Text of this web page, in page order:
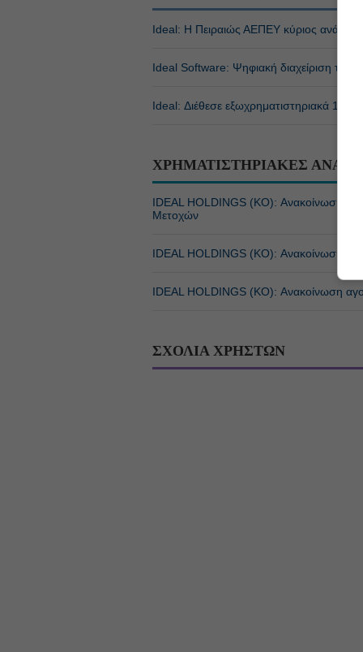
Ideal: Η Πειραιώς ΑΕΠΕΥ κύριος
Ideal Software: Ψηφιακή διαχείριση του
Ideal: Διέθεσε εξωχρηματιστηριακά 1
ΧΡΗΜΑΤΙΣΤΗΡΙΑΚΕΣ
IDEAL HOLDINGS (ΚΟ): Ανακοίνωση
Μετοχών
IDEAL HOLDINGS (ΚΟ): Ανακοίνωση
IDEAL HOLDINGS (ΚΟ): Ανακοίνωση
ΣΧΟΛΙΑ ΧΡΗΣΤΩΝ